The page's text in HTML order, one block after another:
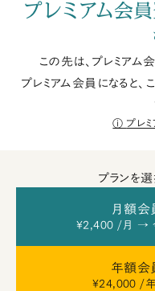
プレミアム会
この先は、プレミアム
プレミアム会員になると
プレ
プランを選
月額会
¥2,400 /月 → 今
年額会
¥24,000 /